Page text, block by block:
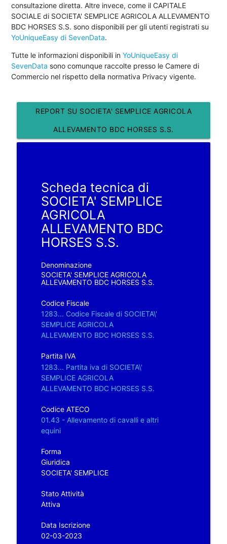
consultazione diretta. Altre invece, come il CAPITALE
SOCIALE di SOCIETA' SEMPLICE AGRICOLA ALLEVAMENTO
BDC HORSES S.S. sono disponibili per gli utenti registrati su
YoUniqueEasy di SevenData.
Tutte le informazioni disponibili inYoUniqueEasy di
SevenData sono comunque raccolte presso le Camere di
Commercio nel rispetto della normativa Privacy vigente.
REPORT SU SOCIETA' SEMPLICE AGRICOLA
ALLEVAMENTO BDC HORSES S.S.
Scheda tecnica di
SOCIETA' SEMPLICE
AGRICOLA
ALLEVAMENTO BDC
HORSES S.S.
Denominazione
SOCIETA' SEMPLICE AGRICOLA
ALLEVAMENTO BDC HORSES S.S.
Codice Fiscale
1283... Codice Fiscale di SOCIETA\'
SEMPLICE AGRICOLA
ALLEVAMENTO BDC HORSES S.S.
Partita IVA
1283... Partita iva di SOCIETA\'
SEMPLICE AGRICOLA
ALLEVAMENTO BDC HORSES S.S.
Codice ATECO
01.43 - Allevamento di cavalli e altri
equini
Forma
Giuridica
SOCIETA' SEMPLICE
Stato Attività
Attiva
Data Iscrizione
02-03-2023